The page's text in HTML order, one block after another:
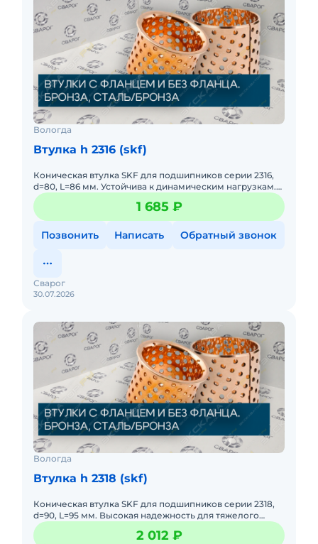
Вологда
Втулка h 2316 (skf)
Коническая втулка SKF для подшипников серии 2316,
d=80, L=86 мм. Устойчива к динамическим нагрузкам.
Предназначена для тяжелых условий эксплуатации.
1 685 ₽
Позвонить Написать Обратный звонок
30.07.2026
Сварог
Вологда
Втулка h 2318 (skf)
Коническая втулка SKF для подшипников серии 2318,
d=90, L=95 мм. Высокая надежность для тяжелого
машиностроения. Легко монтируется и
демонтируется.
2 012 ₽